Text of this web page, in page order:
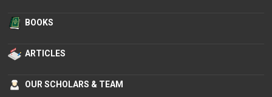
BOOKS
ARTICLES
OUR SCHOLARS & TEAM